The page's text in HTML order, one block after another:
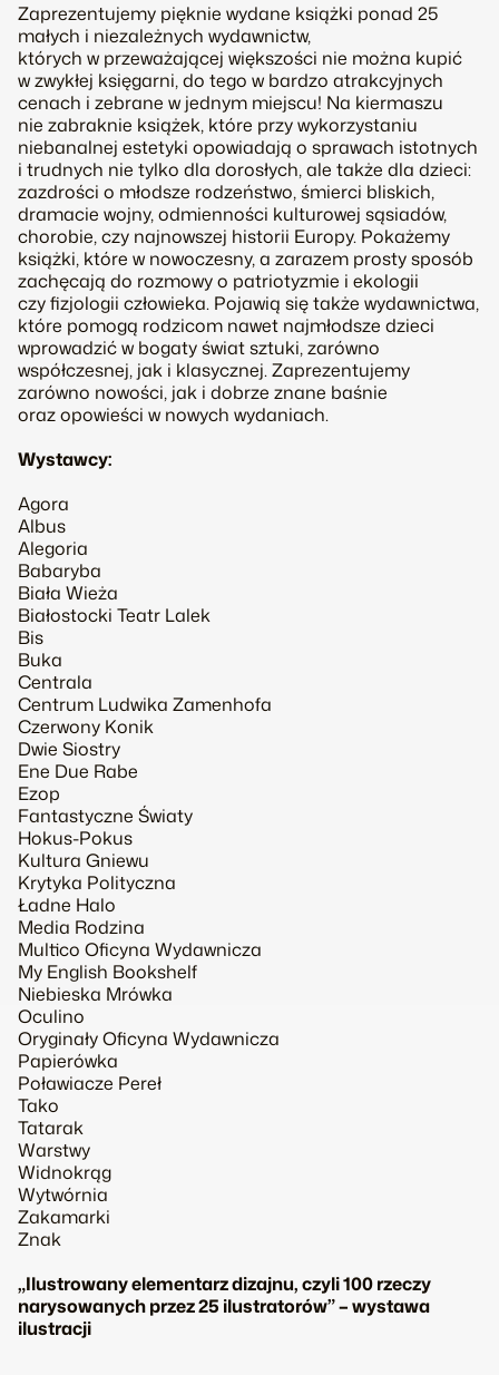
Zaprezentujemy pięknie wydane książki ponad 25
małych i niezależnych wydawnictw,
których w przeważającej większości nie można kupić
w zwykłej księgarni, do tego w bardzo atrakcyjnych
cenach i zebrane w jednym miejscu! Na kiermaszu
nie zabraknie książek, które przy wykorzystaniu
niebanalnej estetyki opowiadają o sprawach istotnych
i trudnych nie tylko dla dorosłych, ale także dla dzieci:
zazdrości o młodsze rodzeństwo, śmierci bliskich,
dramacie wojny, odmienności kulturowej sąsiadów,
chorobie, czy najnowszej historii Europy. Pokażemy
książki, które w nowoczesny, a zarazem prosty sposób
zachęcają do rozmowy o patriotyzmie i ekologii
czy fizjologii człowieka. Pojawią się także wydawnictwa,
które pomogą rodzicom nawet najmłodsze dzieci
wprowadzić w bogaty świat sztuki, zarówno
współczesnej, jak i klasycznej. Zaprezentujemy
zarówno nowości, jak i dobrze znane baśnie
oraz opowieści w nowych wydaniach.
Wystawcy:
Agora
Albus
Alegoria
Babaryba
Biała Wieża
Białostocki Teatr Lalek
Bis
Buka
Centrala
Centrum Ludwika Zamenhofa
Czerwony Konik
Dwie Siostry
Ene Due Rabe
Ezop
Fantastyczne Światy
Hokus-Pokus
Kultura Gniewu
Krytyka Polityczna
Ładne Halo
Media Rodzina
Multico Oficyna Wydawnicza
My English Bookshelf
Niebieska Mrówka
Oculino
Oryginały Oficyna Wydawnicza
Papierówka
Poławiacze Pereł
Tako
Tatarak
Warstwy
Widnokrąg
Wytwórnia
Zakamarki
Znak
„Ilustrowany elementarz dizajnu, czyli 100 rzeczy
narysowanych przez 25 ilustratorów” – wystawa
ilustracji